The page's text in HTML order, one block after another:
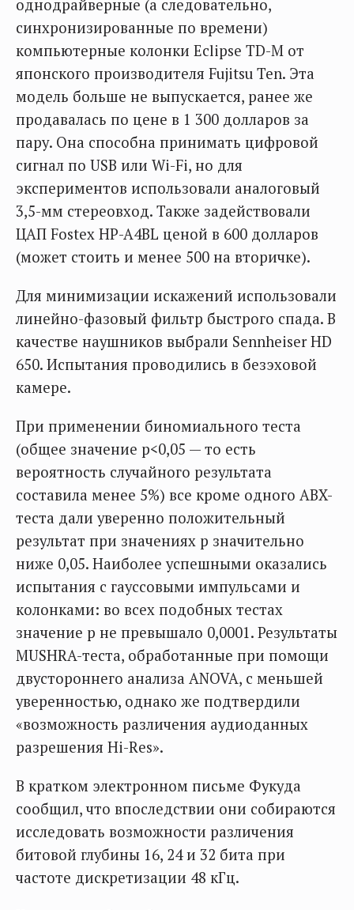
однодрайверные (а следовательно,
синхронизированные по времени)
компьютерные колонки Eclipse TD-M от
японского производителя Fujitsu Ten. Эта
модель больше не выпускается, ранее же
продавалась по цене в 1 300 долларов за
пару. Она способна принимать цифровой
сигнал по USB или Wi-Fi, но для
экспериментов использовали аналоговый
3,5-мм стереовход. Также задействовали
ЦАП Fostex HP-A4BL ценой в 600 долларов
(может стоить и менее 500 на вторичке).
Для минимизации искажений использовали
линейно-фазовый фильтр быстрого спада. В
качестве наушников выбрали Sennheiser HD
650. Испытания проводились в безэховой
камере.
При применении биномиального теста
(общее значение p<0,05 — то есть
вероятность случайного результата
составила менее 5%) все кроме одного ABX-
теста дали уверенно положительный
результат при значениях p значительно
ниже 0,05. Наиболее успешными оказались
испытания с гауссовыми импульсами и
колонками: во всех подобных тестах
значение p не превышало 0,0001. Результаты
MUSHRA-теста, обработанные при помощи
двустороннего анализа ANOVA, с меньшей
уверенностью, однако же подтвердили
«возможность различения аудиоданных
разрешения Hi-Res».
В кратком электронном письме Фукуда
сообщил, что впоследствии они собираются
исследовать возможности различения
битовой глубины 16, 24 и 32 бита при
частоте дискретизации 48 кГц.